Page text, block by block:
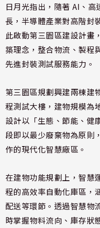
日月光指出，隨著 AI、
長，半導體產業對高階封
此啟動第三園區建設計畫
築理念，整合物流、製程
先進封裝測試服務能力。
第三園區規劃興建兩棟建
程測試大樓，建物規模為
設計以「生態、節能、健
段即以最少廢棄物為原則
作的現代化智慧廠區。
在建物功能規劃上，智慧
程的高效率自動化庫區，
配送等環節。透過智慧物
時掌握物料流向、庫存狀